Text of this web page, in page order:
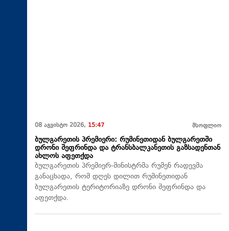
08 აგვისტო 2026, 15:47 მსოფლიო
ბულგარეთის პრემიერი: რუმინეთიდან ბულგარეთში
დრონი შეფრინდა და ტრანსბალკანეთის გაზსადენთან
ახლოს აფეთქდა
ბულგარეთის პრემიერ-მინისტრმა რუმენ რადევმა
განაცხადა, რომ დღეს დილით რუმინეთიდან
ბულგარეთის ტერიტორიაზე დრონი შეფრინდა და
აფეთქდა.